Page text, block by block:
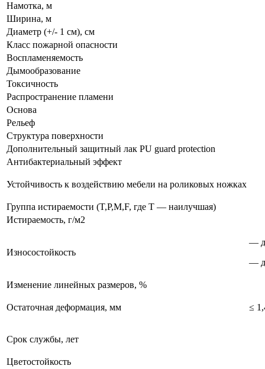
Намотка, м
Ширина, м
Диаметр (+/- 1 см), см
Класс пожарной опасности
Воспламеняемость
Дымообразование
Токсичность
Распространение пламени
Основа
Рельеф
Структура поверхности
Дополнительный защитный лак PU guard protection
Антибактериальный эффект
Устойчивость к воздействию мебели на роликовых ножках
Группа истираемости (T,P,M,F, где T — наилучшая)
Истираемость, г/м2
Износостойкость
—
—
Изменение линейных размеров, %
Остаточная деформация, мм ≤
Срок службы, лет
Цветостойкость